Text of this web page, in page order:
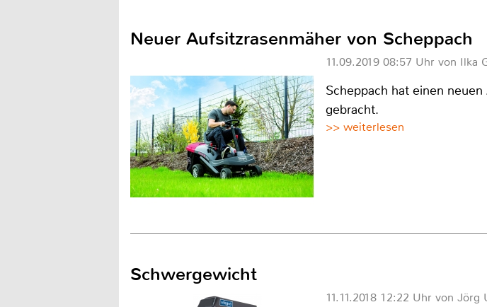
Neuer Aufsitzrasenmäher von Scheppach
11.09.2019 08:57 Uhr von Ilka
Scheppach hat einen
gebracht.
>> weiterlesen
Schwergewicht
11.11.2018 12:22 Uhr von